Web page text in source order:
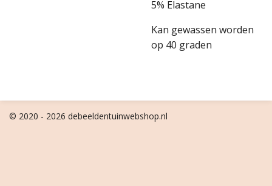
5% Elastane
Kan gewassen worden
op 40 graden
© 2020 - 2026 debeeldentuinwebshop.nl